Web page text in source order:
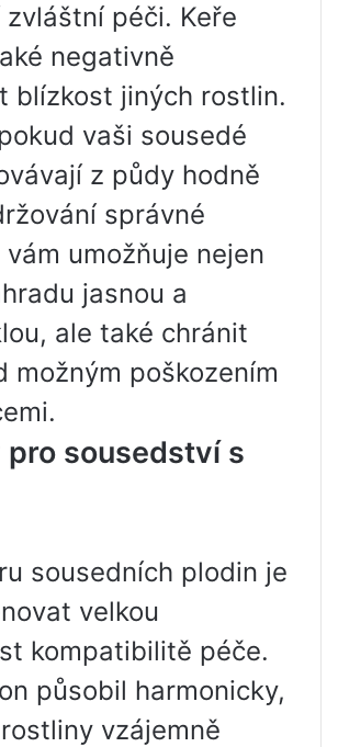
péči. Keře
negativně
blízkost jiných rostlin.
vaši sousedé
z půdy hodně
správné
umožňuje nejen
jasnou a
ale také chránit
možným poškozením
pro sousedství s
sousedních plodin je
velkou
kompatibilitě péče.
působil harmonicky,
vzájemně